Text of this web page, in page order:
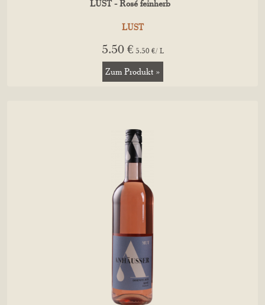
LUST - Rosé feinherb
LUST
5.50 € 5.50 €/ L
Zum Produkt »